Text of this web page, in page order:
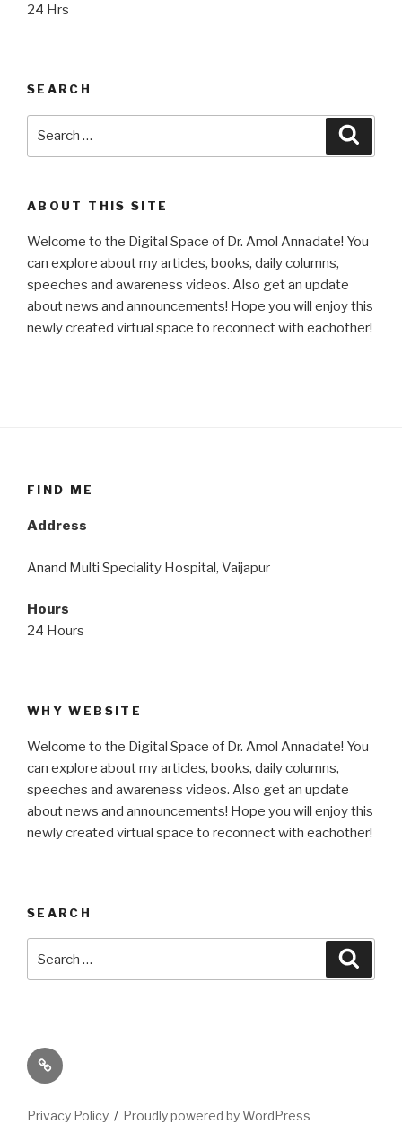
24 Hrs
SEARCH
ABOUT THIS SITE
Welcome to the Digital Space of Dr. Amol Annadate! You
can explore about my articles, books, daily columns,
speeches and awareness videos. Also get an update
about news and announcements! Hope you will enjoy this
newly created virtual space to reconnect with eachother!
FIND ME
Address
Anand Multi Speciality Hospital, Vaijapur
Hours
24 Hours
WHY WEBSITE
Welcome to the Digital Space of Dr. Amol Annadate! You
can explore about my articles, books, daily columns,
speeches and awareness videos. Also get an update
about news and announcements! Hope you will enjoy this
newly created virtual space to reconnect with eachother!
SEARCH
for:
Its
High
Privacy Policy Proudly powered by WordPress